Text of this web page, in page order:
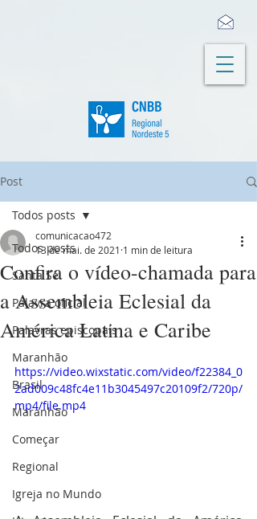
Post
Todos posts
Santa Sé
Palavra oficial
Palavras episcopais
Maranhão
Brasil
Maranhão
Começar
Regional
Igreja no Mundo
Todos posts
Confira o vídeo-chamada para
a Assembleia Eclesial da
América Latina e Caribe
comunicacao472
13 de mai. de 2021 1 min de leitura
https://video.wixstatic.com/video/f22384_0
2ad009c48fc4e11b3045497c20109f2/720p/
mp4/file.mp4